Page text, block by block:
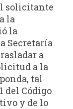
solicitante
la
la
Secretaría
a
a la
tal
del Código
y de lo